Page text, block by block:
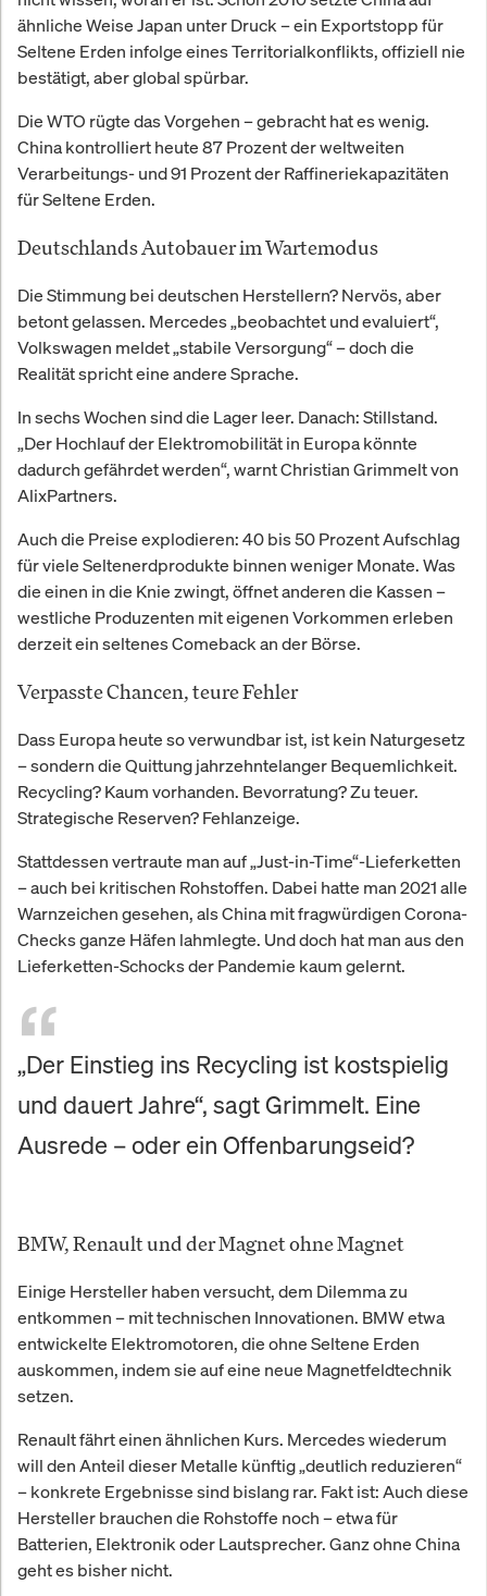
ähnliche Weise Japan unter Druck – ein Exportstopp für
Seltene Erden infolge eines Territorialkonflikts, offiziell nie
bestätigt, aber global spürbar.
Die WTO rügte das Vorgehen – gebracht hat es wenig.
China kontrolliert heute 87 Prozent der weltweiten
Verarbeitungs- und 91 Prozent der Raffineriekapazitäten
für Seltene Erden.
Deutschlands Autobauer im Wartemodus
Die Stimmung bei deutschen Herstellern? Nervös, aber
betont gelassen. Mercedes „beobachtet und evaluiert“,
Volkswagen meldet „stabile Versorgung“ – doch die
Realität spricht eine andere Sprache.
In sechs Wochen sind die Lager leer. Danach: Stillstand.
„Der Hochlauf der Elektromobilität in Europa könnte
dadurch gefährdet werden“, warnt Christian Grimmelt von
AlixPartners.
Auch die Preise explodieren: 40 bis 50 Prozent Aufschlag
für viele Seltenerdprodukte binnen weniger Monate. Was
die einen in die Knie zwingt, öffnet anderen die Kassen –
westliche Produzenten mit eigenen Vorkommen erleben
derzeit ein seltenes Comeback an der Börse.
Verpasste Chancen, teure Fehler
Dass Europa heute so verwundbar ist, ist kein Naturgesetz
– sondern die Quittung jahrzehntelanger Bequemlichkeit.
Recycling? Kaum vorhanden. Bevorratung? Zu teuer.
Strategische Reserven? Fehlanzeige.
Stattdessen vertraute man auf „Just-in-Time“-Lieferketten
– auch bei kritischen Rohstoffen. Dabei hatte man 2021 alle
Warnzeichen gesehen, als China mit fragwürdigen Corona-
Checks ganze Häfen lahmlegte. Und doch hat man aus den
Lieferketten-Schocks der Pandemie kaum gelernt.
„Der Einstieg ins Recycling ist kostspielig
und dauert Jahre“, sagt Grimmelt. Eine
Ausrede – oder ein Offenbarungseid?
BMW, Renault und der Magnet ohne Magnet
Einige Hersteller haben versucht, dem Dilemma zu
entkommen – mit technischen Innovationen. BMW etwa
entwickelte Elektromotoren, die ohne Seltene Erden
auskommen, indem sie auf eine neue Magnetfeldtechnik
setzen.
Renault fährt einen ähnlichen Kurs. Mercedes wiederum
will den Anteil dieser Metalle künftig „deutlich reduzieren“
– konkrete Ergebnisse sind bislang rar. Fakt ist: Auch diese
Hersteller brauchen die Rohstoffe noch – etwa für
Batterien, Elektronik oder Lautsprecher. Ganz ohne China
geht es bisher nicht.